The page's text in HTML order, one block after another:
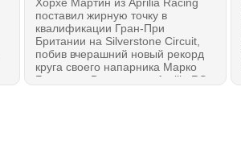
Хорхе Мартин из Aprilia Racing
поставил жирную точку в
квалификации Гран-При
Британии на Silverstone Circuit,
побив вчерашний новый рекорд
круга своего напарника Марко
Беццекки. В итоге, три Aprilia RS-